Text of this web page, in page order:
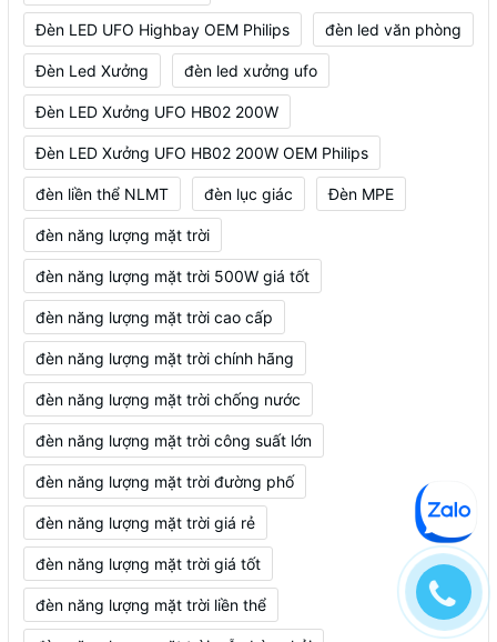
Đèn LED UFO Highbay OEM Philips đèn led văn phòng
Đèn Led Xưởng đèn led xưởng ufo
Đèn LED Xưởng UFO HB02 200W
Đèn LED Xưởng UFO HB02 200W OEM Philips
đèn liền thể NLMT đèn lục giác Đèn MPE
đèn năng lượng mặt trời
đèn năng lượng mặt trời 500W giá tốt
đèn năng lượng mặt trời cao cấp
đèn năng lượng mặt trời chính hãng
đèn năng lượng mặt trời chống nước
đèn năng lượng mặt trời công suất lớn
đèn năng lượng mặt trời đường phố
đèn năng lượng mặt trời giá rẻ
đèn năng lượng mặt trời giá tốt
đèn năng lượng mặt trời liền thể